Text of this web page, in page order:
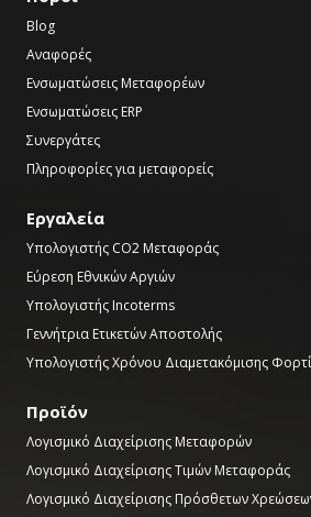
Blog
Αναφορές
Ενσωματώσεις Μεταφορέων
Ενσωματώσεις ERP
Συνεργάτες
Πληροφορίες για μεταφορείς
Εργαλεία
Υπολογιστής CO2 Μεταφοράς
Εύρεση Εθνικών Αργιών
Υπολογιστής Incoterms
Γεννήτρια Ετικετών Αποστολής
Υπολογιστής Χρόνου Διαμετακόμισης
Προϊόν
Λογισμικό Διαχείρισης Μεταφορών
Λογισμικό Διαχείρισης Τιμών Μεταφοράς
Λογισμικό Διαχείρισης Πρόσθετων